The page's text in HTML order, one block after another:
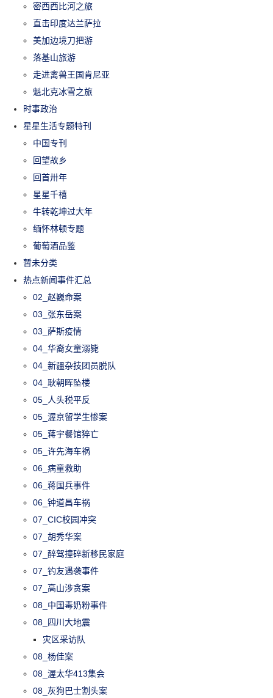
密西西比河之旅
直击印度达兰萨拉
美加边境刀把游
落基山旅游
走进禽兽王国肯尼亚
魁北克冰雪之旅
时事政治
星星生活专题特刊
中国专刊
回望故乡
回首卅年
星星千禧
牛转乾坤过大年
缅怀林顿专题
葡萄酒品鉴
暂未分类
热点新闻事件汇总
02_赵巍命案
03_张东岳案
03_萨斯疫情
04_华裔女童溺毙
04_新疆杂技团员脱队
04_耿朝晖坠楼
05_人头税平反
05_渥京留学生惨案
05_蒋宇餐馆猝亡
05_许先海车祸
06_病童救助
06_蒋国兵事件
06_钟道昌车祸
07_CIC校园冲突
07_胡秀华案
07_醉驾撞碎新移民家庭
07_钓友遇袭事件
07_高山涉贪案
08_中国毒奶粉事件
08_四川大地震
灾区采访队
08_杨佳案
08_渥太华413集会
08_灰狗巴士割头案